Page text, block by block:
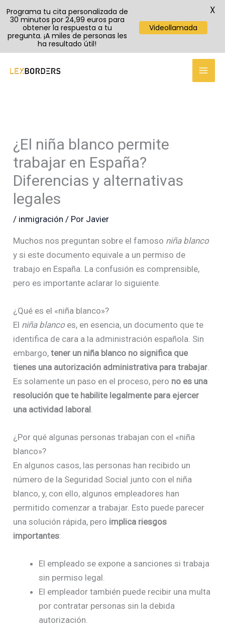
¿El niña blanco permite
trabajar en España?
Diferencias y alternativas
legales
/ inmigración / Por Javier
Muchos nos preguntan sobre el famoso niña blanco
y si este documento equivale a un permiso de
trabajo en España. La confusión es comprensible,
pero es importante aclarar lo siguiente.
¿Qué es el «niña blanco»?
El niña blancoes, en esencia, un documento que te
identifica de cara a la administración española. Sin
embargo,tener un niña blanco no significa que
tienes una autorización administrativa para trabajar
Es solamente un paso en el proceso, pero no es una
resolución que te habilite legalmente para ejercer
una actividad laboral
¿Por qué algunas personas trabajan con el «niña
blanco»?
En algunos casos, las personas han recibido un
número de la Seguridad Social junto con el niña
blanco, y, con ello, algunos empleadores han
permitido comenzar a trabajar. Esto puede parecer
una solución rápida, pero implica riesgos
importantes:
El empleado se expone a sanciones si trabaja
sin permiso legal.
El empleador también puede recibir una multa
por contratar personas sin la debida
autorización.
TikTok
Instagram
YouTube
Programa tu cita personalizada de
30 minutos por 24,99 euros para
obtener la respuesta a tu
pregunta. ¡A miles de personas les
ha resultado útil!
Videollamada
X